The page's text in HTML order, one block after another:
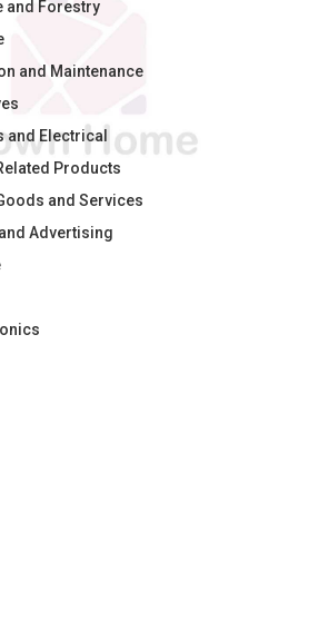
and Forestry
and Maintenance
and Electrical
Products
and Services
Advertising